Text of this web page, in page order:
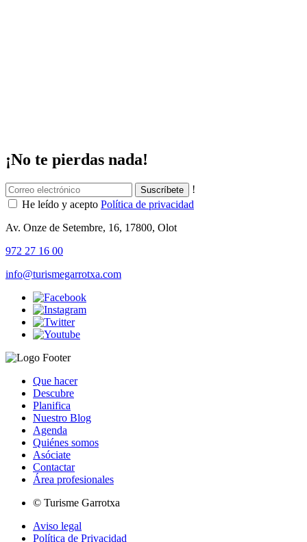
¡No te pierdas nada!
!
He leído y acepto Política de privacidad
Av. Onze de Setembre, 16, 17800, Olot
972 27 16 00
info@turismegarrotxa.com
Que hacer
Descubre
Planifica
Nuestro Blog
Agenda
Quiénes somos
Asóciate
Contactar
Área profesionales
© Turisme Garrotxa
Aviso legal
Política de Privacidad